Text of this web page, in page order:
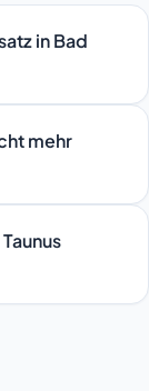
in Bad
mehr